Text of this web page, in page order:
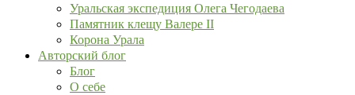
Уральская экспедиция Олега Чегодаева
Памятник клещу Валере II
Корона Урала
Авторский блог
Блог
О себе